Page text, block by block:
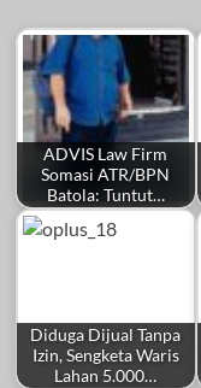
ADVIS Law Firm
Somasi ATR/BPN
Batola: Tuntut…
Diduga Dijual Tanpa
Izin, Sengketa Waris
Lahan 5.000…